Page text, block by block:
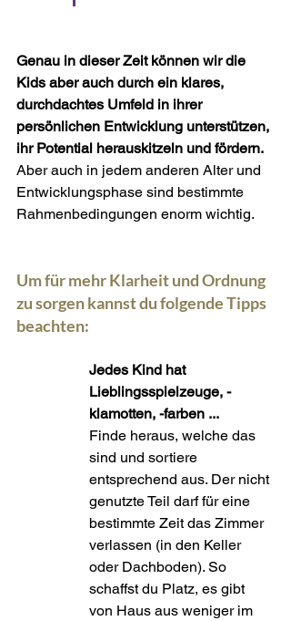
Genau in dieser Zeit können wir die
Kids aber auch durch ein klares,
durchdachtes Umfeld in ihrer
persönlichen Entwicklung unterstützen,
ihr Potential herauskitzeln und fördern.
Aber auch in jedem anderen Alter und
Entwicklungsphase sind bestimmte
Rahmenbedingungen enorm wichtig.
Um für mehr Klarheit und Ordnung
zu sorgen kannst du folgende Tipps
beachten:
Jedes Kind hat
Lieblingsspielzeuge, -
klamotten, -farben ...
Finde heraus, welche das
sind und sortiere
entsprechend aus. Der nicht
genutzte Teil darf für eine
bestimmte Zeit das Zimmer
verlassen (in den Keller
oder Dachboden). So
schaffst du Platz, es gibt
von Haus aus weniger im